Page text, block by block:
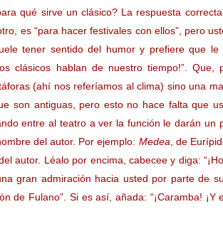
qué sirve un clásico? La respuesta
es “para hacer festivales con ellos”, pero
tener sentido del humor y prefiere que
clásicos hablan de nuestro tiempo!”.
(ahí nos referíamos al clima) sino una
son antiguas, pero esto no hace falta que
entre al teatro a ver la función le darán
del autor. Por ejemplo: Medea , de
autor. Léalo por encima, cabecee y diga:
gran admiración hacia usted por parte de
de Fulano”. Si es así, añada: “¡Caramba!